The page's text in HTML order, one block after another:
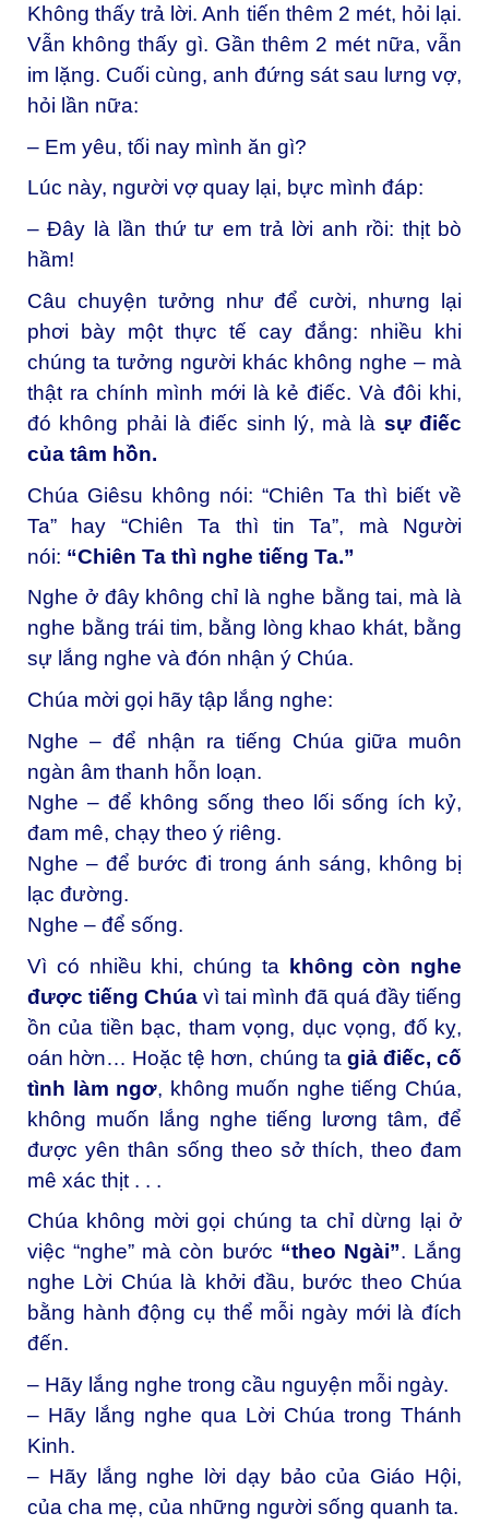
Không thấy trả lời. Anh tiến thêm 2 mét, hỏi lại.
Vẫn không thấy gì. Gần thêm 2 mét nữa, vẫn
im lặng. Cuối cùng, anh đứng sát sau lưng vợ,
hỏi lần nữa:
– Em yêu, tối nay mình ăn gì?
Lúc này, người vợ quay lại, bực mình đáp:
– Đây là lần thứ tư em trả lời anh rồi: thịt bò
hầm!
Câu chuyện tưởng như để cười, nhưng lại
phơi bày một thực tế cay đắng: nhiều khi
chúng ta tưởng người khác không nghe – mà
thật ra chính mình mới là kẻ điếc. Và đôi khi,
đó không phải là điếc sinh lý, mà là sự điếc
của tâm hồn.
Chúa Giêsu không nói: “Chiên Ta thì biết về
Ta” hay “Chiên Ta thì tin Ta”, mà Người
nói: “Chiên Ta thì nghe tiếng Ta.”
Nghe ở đây không chỉ là nghe bằng tai, mà là
nghe bằng trái tim, bằng lòng khao khát, bằng
sự lắng nghe và đón nhận ý Chúa.
Chúa mời gọi hãy tập lắng nghe:
Nghe – để nhận ra tiếng Chúa giữa muôn
ngàn âm thanh hỗn loạn.
Nghe – để không sống theo lối sống ích kỷ,
đam mê, chạy theo ý riêng.
Nghe – để bước đi trong ánh sáng, không bị
lạc đường.
Nghe – để sống.
Vì có nhiều khi, chúng ta không còn nghe
được tiếng Chúa vì tai mình đã quá đầy tiếng
ồn của tiền bạc, tham vọng, dục vọng, đố kỵ,
oán hờn… Hoặc tệ hơn, chúng ta giả điếc, cố
tình làm ngơ, không muốn nghe tiếng Chúa,
không muốn lắng nghe tiếng lương tâm, để
được yên thân sống theo sở thích, theo đam
mê xác thịt . . .
Chúa không mời gọi chúng ta chỉ dừng lại ở
việc “nghe” mà còn bước “theo Ngài”. Lắng
nghe Lời Chúa là khởi đầu, bước theo Chúa
bằng hành động cụ thể mỗi ngày mới là đích
đến.
– Hãy lắng nghe trong cầu nguyện mỗi ngày.
– Hãy lắng nghe qua Lời Chúa trong Thánh
Kinh.
– Hãy lắng nghe lời dạy bảo của Giáo Hội,
của cha mẹ, của những người sống quanh ta.